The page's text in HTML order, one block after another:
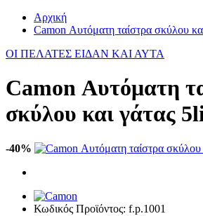
Αρχική
Camon Αυτόματη ταίστρα σκύλου
ΟΙ ΠΕΛΑΤΕΣ ΕΙΔΑΝ ΚΑΙ ΑΥΤΑ
Camon Αυτόματη
σκύλου και γάτας
-40%
Κωδικός Προϊόντος: f.p.1001